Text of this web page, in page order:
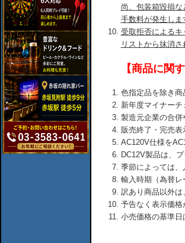
尚、包装箱毀損
手数料が発生しま
受取拒否による
リストから抹消
【商品に関
色指定品を除き
新年度マイナー
製造元企業の合
販売終了・完売
AC120V仕様を
DC12V製品は、
季節によっては
輸入時期（為替
訳あり商品以外
予告なく表示価
小売価格の基準日